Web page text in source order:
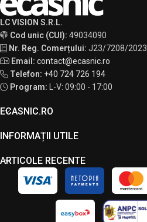
LC VISION S.R.L.
Cod unic (CUI): 49034090
Nr. Reg. Comerțului: J23/7208/2023
Email: contact@ecasnic.ro
Telefon: +40 724 726 194
Program:
L-V: 09:00 - 17:00
ECASNIC.RO
INFORMAȚII UTILE
ARTICOLE RECENTE